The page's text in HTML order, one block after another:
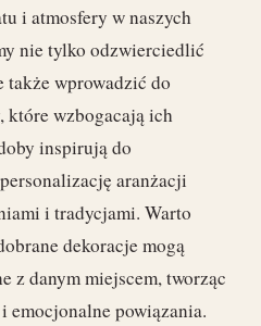
i atmosfery w naszych
nie tylko odzwierciedlić
także wprowadzić do
które wzbogacają ich
inspirują do
aranżacji
i tradycjami. Warto
dekoracje mogą
z danym miejscem, tworząc
emocjonalne powiązania.